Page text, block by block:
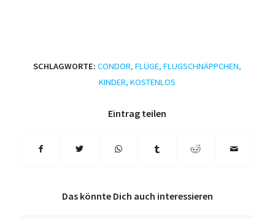
SCHLAGWORTE: CONDOR,FLÜGE,FLUGSCHNÄPPCHEN,
KINDER,KOSTENLOS
Eintrag teilen
Das könnte Dich auch interessieren